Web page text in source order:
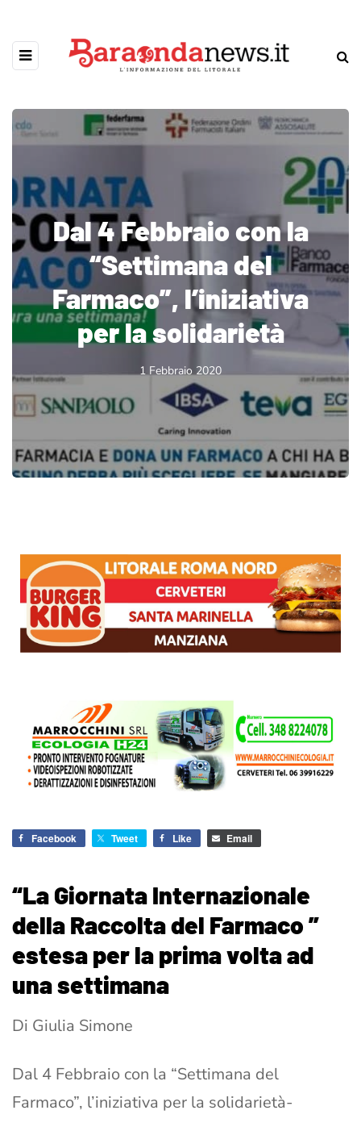
Dal 4 Febbraio con la
“Settimana del
Farmaco”, l’iniziativa
per la solidarietà
1 Febbraio 2020
Facebook Tweet Like Email
“La Giornata Internazionale
della Raccolta del Farmaco ”
estesa per la prima volta ad
una settimana
Di Giulia Simone
Dal 4 Febbraio con la “Settimana del
Farmaco”, l’iniziativa per la solidarietà-